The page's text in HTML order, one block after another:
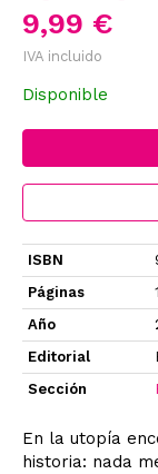
9,99 €
IVA incluido
Disponible
ISBN
Páginas
Año
Editorial
Sección
En la utopía
historia: nada